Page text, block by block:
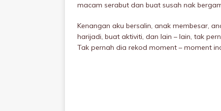
macam serabut dan buat susah nak
Kenangan aku bersalin, anak membesar,
harijadi, buat aktiviti, dan lain – lain, tak
Tak pernah dia rekod moment – moment